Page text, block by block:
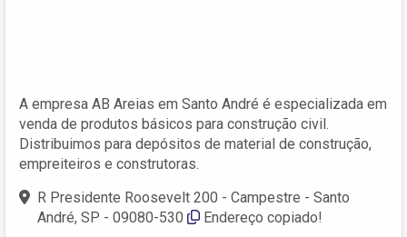
A empresa AB Areias em Santo André é especializada em
venda de produtos básicos para construção civil.
Distribuimos para depósitos de material de construção,
empreiteiros e construtoras.
R Presidente Roosevelt 200 - Campestre - Santo
André, SP - 09080-530
Endereço copiado!